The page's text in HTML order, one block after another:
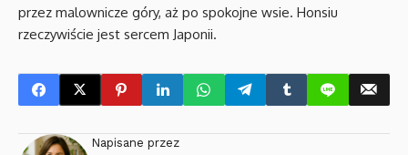
przez malownicze góry, aż po spokojne wsie. Honsiu
rzeczywiście jest sercem Japonii.
Napisane przez